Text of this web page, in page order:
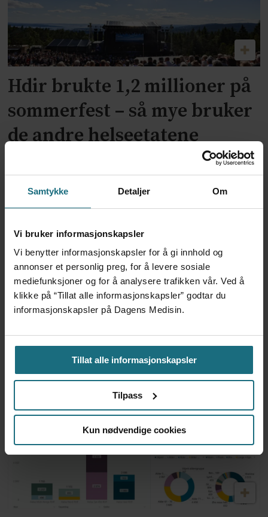
Samtykke Detaljer Om
Vi bruker informasjonskapsler
Vi benytter informasjonskapsler for å gi innhold og
annonser et personlig preg, for å levere sosiale
mediefunksjoner og for å analysere trafikken vår. Ved å
klikke på “Tillat alle informasjonskapsler” godtar du
informasjonskapsler på Dagens Medisin.
Tillat alle informasjonskapsler
Tilpass
Kun nødvendige cookies
Hdir brukte 1,2 millioner på
sommerfest – så mye bruker
de andre helseetatene
Tillitsvalgte frykter
beslutninger om
helseforvaltning blir tatt
uten de ansatte